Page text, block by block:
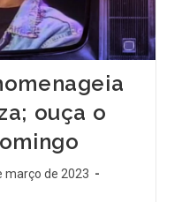
ouça o
março de 2023